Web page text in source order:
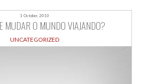
1 October, 2010
MUDAR O MUNDO VIAJANDO?
UNCATEGORIZED